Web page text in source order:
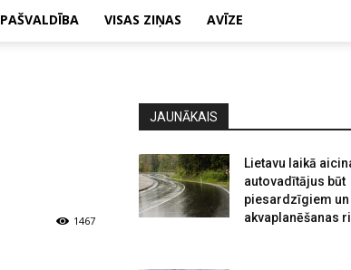
PAŠVALDĪBA VISAS ZIŅAS AVĪZE
1467
JAUNĀKAIS
Lietavu laikā
autovadītājus būt
piesardzīgiem
akvaplanēšanas